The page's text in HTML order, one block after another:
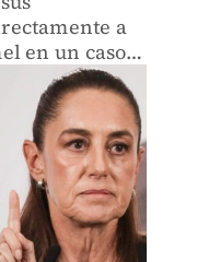
a
en un caso
sin